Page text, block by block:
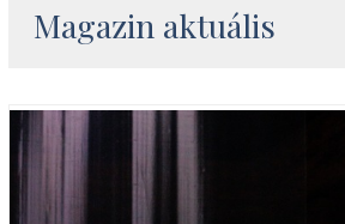
Magazin aktuális